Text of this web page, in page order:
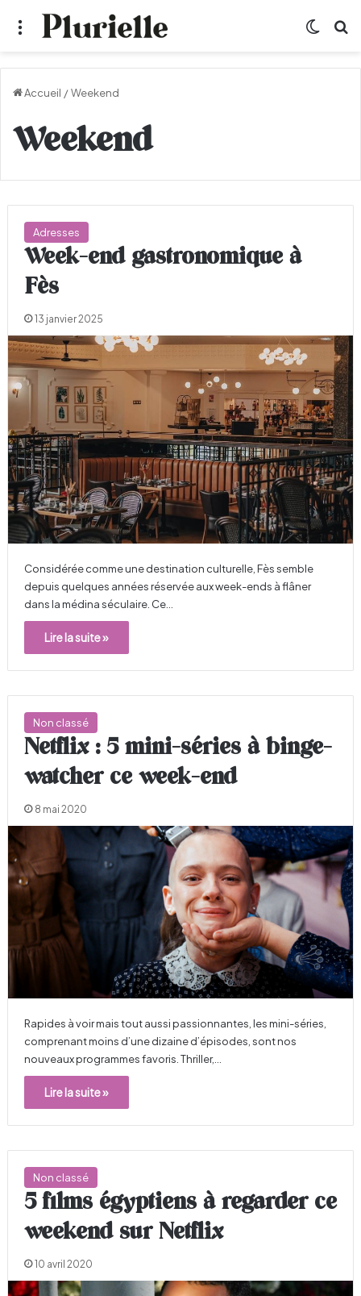
Menu
Accueil /Weekend
Weekend
Adresses
Week-end gastronomique à
Fès
13 janvier 2025
Considérée comme une destination culturelle, Fès semble
depuis quelques années réservée aux week-ends à flâner
dans la médina séculaire. Ce…
Lire la suite »
Non classé
Netflix : 5 mini-séries à binge-
watcher ce week-end
8 mai 2020
Rapides à voir mais tout aussi passionnantes, les mini-séries,
comprenant moins d’une dizaine d’épisodes, sont nos
nouveaux programmes favoris. Thriller,…
Lire la suite »
Non classé
5 films égyptiens à regarder ce
weekend sur Netflix
10 avril 2020